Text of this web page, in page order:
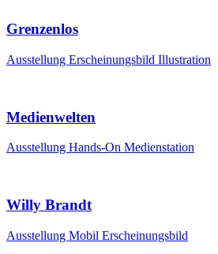
Grenzenlos
Ausstellung Erscheinungsbild Illustration
Medienwelten
Ausstellung Hands-On Medienstation
Willy Brandt
Ausstellung Mobil Erscheinungsbild